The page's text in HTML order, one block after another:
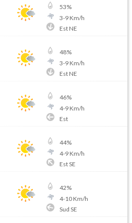
53%
3-9Km/h
Est NE
48%
3-9Km/h
Est NE
46%
4-9Km/h
Est
44%
4-9Km/h
Est SE
42%
4-10Km/h
Sud SE